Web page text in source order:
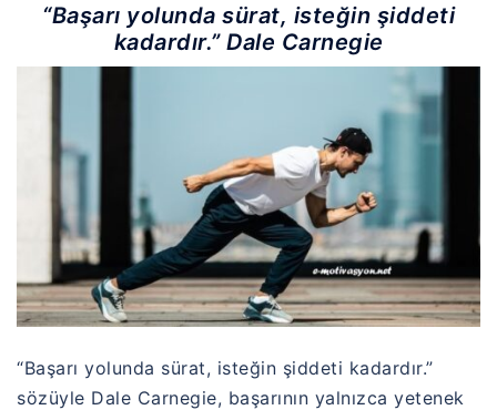
“Başarı yolunda sürat, isteğin şiddeti
kadardır.” Dale Carnegie
“Başarı yolunda sürat, isteğin şiddeti kadardır.”
sözüyle Dale Carnegie, başarının yalnızca yetenek